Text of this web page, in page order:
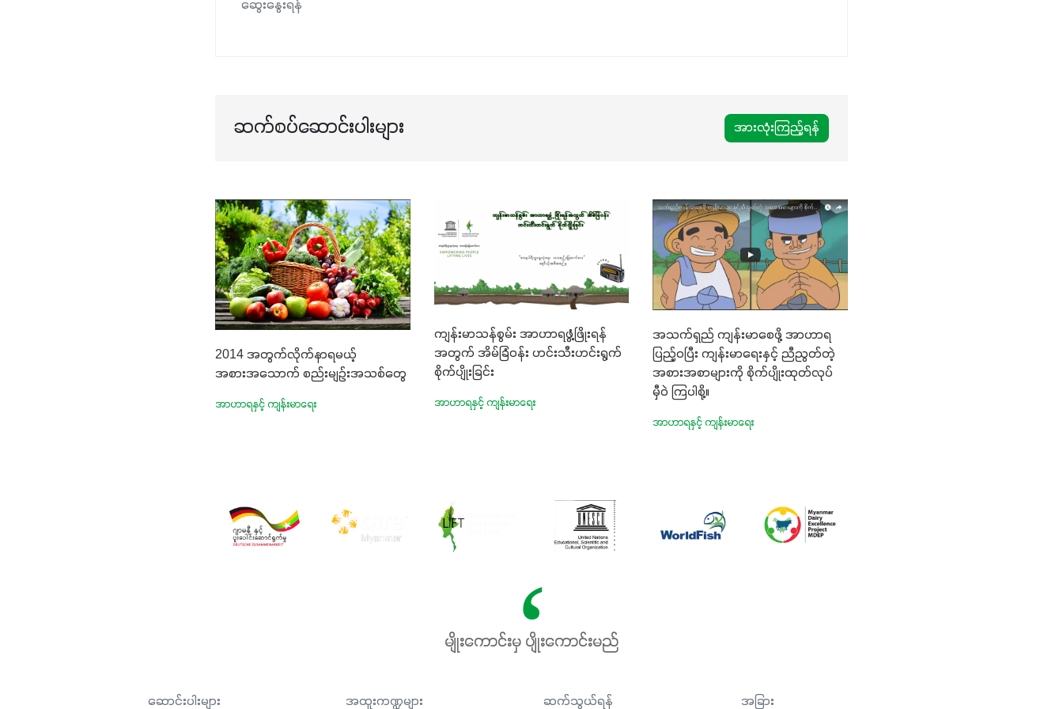
ဆွေးနွေးရန်
ဆက်စပ်ဆောင်းပါးများ အားလုံးကြည့်ရန်
2014 အတွက်လိုက်နာရမယ့်
အစားအသောက် စည်းမျဉ်းအသစ်တွေ
အာဟာရနှင့် ကျန်းမာရေး
ကျန်းမာသန်စွမ်း အာဟာရဖွံ့ဖြိုးရန်
အတွက် အိမ်ခြံဝန်း ဟင်းသီးဟင်းရွက်
စိုက်ပျိုးခြင်း
အာဟာရနှင့် ကျန်းမာရေး
အသက်ရှည် ကျန်းမာစေဖို့ အာဟာရ
ပြည့်ဝပြီး ကျန်းမာရေးနှင့် ညီညွတ်တဲ့
အစားအစာများကို စိုက်ပျိုးထုတ်လုပ်
မှီဝဲ ကြပါစို့။
အာဟာရနှင့် ကျန်းမာရေး
မျိုးကောင်းမှ ပျိုးကောင်းမည်
ဆောင်းပါးများ အထူးကဏ္ဍများ ဆက်သွယ်ရန် အခြား